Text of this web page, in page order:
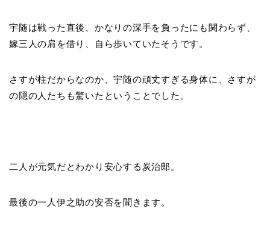
宇随は戦った直後、かなりの深手を負ったにも関わらず、
嫁三人の肩を借り、自ら歩いていたそうです。
さすが柱だからなのか、宇随の頑丈すぎる身体に、さすが
の隠の人たちも驚いたということでした。
二人が元気だとわかり安心する炭治郎。
最後の一人伊之助の安否を聞きます。